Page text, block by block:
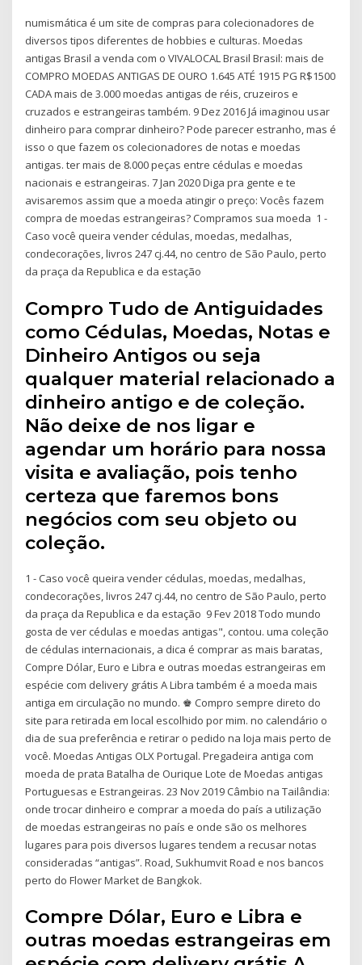
numismática é um site de compras para colecionadores de
diversos tipos diferentes de hobbies e culturas. Moedas
antigas Brasil a venda com o VIVALOCAL Brasil Brasil: mais de
COMPRO MOEDAS ANTIGAS DE OURO 1.645 ATÉ 1915 PG R$1500
CADA mais de 3.000 moedas antigas de réis, cruzeiros e
cruzados e estrangeiras também. 9 Dez 2016 Já imaginou usar
dinheiro para comprar dinheiro? Pode parecer estranho, mas é
isso o que fazem os colecionadores de notas e moedas
antigas. ter mais de 8.000 peças entre cédulas e moedas
nacionais e estrangeiras. 7 Jan 2020 Diga pra gente e te
avisaremos assim que a moeda atingir o preço: Vocês fazem
compra de moedas estrangeiras? Compramos sua moeda 1 -
Caso você queira vender cédulas, moedas, medalhas,
condecorações, livros 247 cj.44, no centro de São Paulo, perto
da praça da Republica e da estação
Compro Tudo de Antiguidades
como Cédulas, Moedas, Notas e
Dinheiro Antigos ou seja
qualquer material relacionado a
dinheiro antigo e de coleção.
Não deixe de nos ligar e
agendar um horário para nossa
visita e avaliação, pois tenho
certeza que faremos bons
negócios com seu objeto ou
coleção.
1 - Caso você queira vender cédulas, moedas, medalhas,
condecorações, livros 247 cj.44, no centro de São Paulo, perto
da praça da Republica e da estação 9 Fev 2018 Todo mundo
gosta de ver cédulas e moedas antigas", contou. uma coleção
de cédulas internacionais, a dica é comprar as mais baratas,
Compre Dólar, Euro e Libra e outras moedas estrangeiras em
espécie com delivery grátis A Libra também é a moeda mais
antiga em circulação no mundo. ♚ Compro sempre direto do
site para retirada em local escolhido por mim. no calendário o
dia de sua preferência e retirar o pedido na loja mais perto de
você. Moedas Antigas OLX Portugal. Pregadeira antiga com
moeda de prata Batalha de Ourique Lote de Moedas antigas
Portuguesas e Estrangeiras. 23 Nov 2019 Câmbio na Tailândia:
onde trocar dinheiro e comprar a moeda do país a utilização
de moedas estrangeiras no país e onde são os melhores
lugares para pois diversos lugares tendem a recusar notas
consideradas “antigas”. Road, Sukhumvit Road e nos bancos
perto do Flower Market de Bangkok.
Compre Dólar, Euro e Libra e
outras moedas estrangeiras em